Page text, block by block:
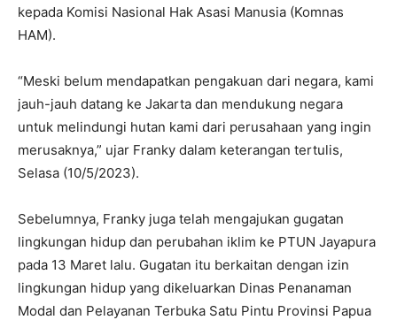
kepada Komisi Nasional Hak Asasi Manusia (Komnas
HAM).
“Meski belum mendapatkan pengakuan dari negara, kami
jauh-jauh datang ke Jakarta dan mendukung negara
untuk melindungi hutan kami dari perusahaan yang ingin
merusaknya,” ujar Franky dalam keterangan tertulis,
Selasa (10/5/2023).
Sebelumnya, Franky juga telah mengajukan gugatan
lingkungan hidup dan perubahan iklim ke PTUN Jayapura
pada 13 Maret lalu. Gugatan itu berkaitan dengan izin
lingkungan hidup yang dikeluarkan Dinas Penanaman
Modal dan Pelayanan Terbuka Satu Pintu Provinsi Papua